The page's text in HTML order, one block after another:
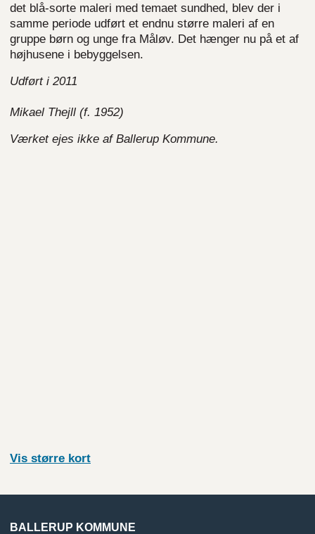
det blå-sorte maleri med temaet sundhed, blev der i
samme periode udført et endnu større maleri af en
gruppe børn og unge fra Måløv. Det hænger nu på et af
højhusene i bebyggelsen.
Udført i 2011
Mikael Thejll (f. 1952)
Værket ejes ikke af Ballerup Kommune.
Vis større kort
BALLERUP KOMMUNE